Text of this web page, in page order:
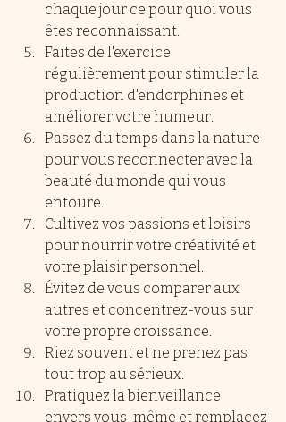
chaque jour ce pour quoi vous
êtes reconnaissant.
Faites de l'exercice
régulièrement pour stimuler la
production d'endorphines et
améliorer votre humeur.
Passez du temps dans la nature
pour vous reconnecter avec la
beauté du monde qui vous
entoure.
Cultivez vos passions et loisirs
pour nourrir votre créativité et
votre plaisir personnel.
Évitez de vous comparer aux
autres et concentrez-vous sur
votre propre croissance.
Riez souvent et ne prenez pas
tout trop au sérieux.
Pratiquez la bienveillance
envers vous-même et remplacez